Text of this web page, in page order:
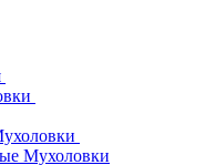
Мухоловки